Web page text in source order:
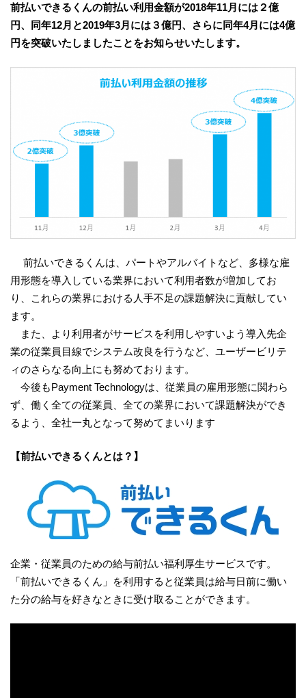
前払いできるくんの前払い利用金額が2018年11月には２億
円、同年12月と2019年3月には３億円、さらに同年4月には4億
円を突破いたしましたことをお知らせいたします。
前払いできるくんは、パートやアルバイトなど、多様な雇
用形態を導入している業界において利用者数が増加してお
り、これらの業界における人手不足の課題解決に貢献してい
ます。
また、より利用者がサービスを利用しやすいよう導入先企
業の従業員目線でシステム改良を行うなど、ユーザービリテ
ィのさらなる向上にも努めております。
今後もPayment Technologyは、従業員の雇用形態に関わら
ず、働く全ての従業員、全ての業界において課題解決ができ
るよう、全社一丸となって努めてまいります
【前払いできるくんとは？】
企業・従業員のための給与前払い福利厚生サービスです。
「前払いできるくん」を利用すると従業員は給与日前に働い
た分の給与を好きなときに受け取ることができます。